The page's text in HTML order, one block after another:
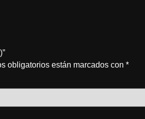
obligatorios están marcados con *